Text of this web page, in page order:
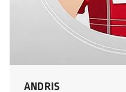
ANDRIS